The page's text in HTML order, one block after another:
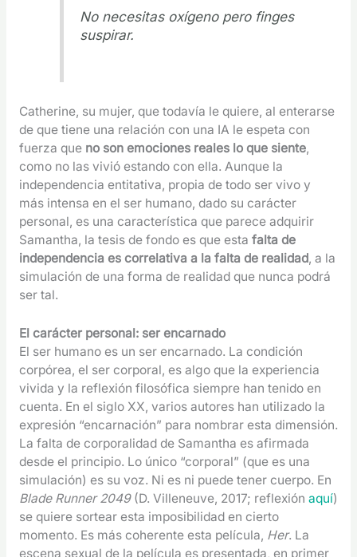
No necesitas oxígeno pero finges
suspirar.
Catherine, su mujer, que todavía le quiere, al enterarse
de que tiene una relación con una IA le espeta con
fuerza que no son emociones reales lo que siente,
como no las vivió estando con ella. Aunque la
independencia entitativa, propia de todo ser vivo y
más intensa en el ser humano, dado su carácter
personal, es una característica que parece adquirir
Samantha, la tesis de fondo es que esta falta de
independencia es correlativa a la falta de realidad, a la
simulación de una forma de realidad que nunca podrá
ser tal.
El carácter personal: ser encarnado
El ser humano es un ser encarnado. La condición
corpórea, el ser corporal, es algo que la experiencia
vivida y la reflexión filosófica siempre han tenido en
cuenta. En el siglo XX, varios autores han utilizado la
expresión “encarnación” para nombrar esta dimensión.
La falta de corporalidad de Samantha es afirmada
desde el principio. Lo único “corporal” (que es una
simulación) es su voz. Ni es ni puede tener cuerpo. En
Blade Runner 2049(D. Villeneuve, 2017; reflexión aquí)
se quiere sortear esta imposibilidad en cierto
momento. Es más coherente esta película, Her. La
escena sexual de la película es presentada, en primer